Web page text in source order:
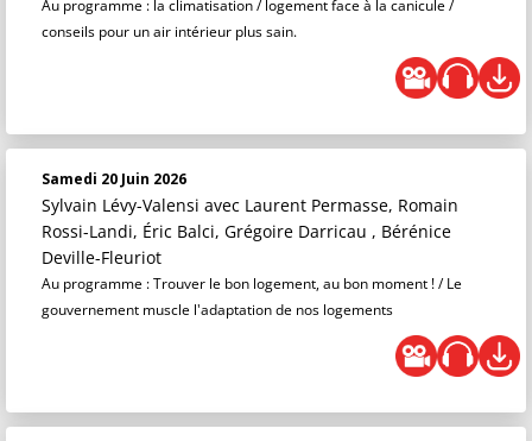
Au programme : la climatisation / logement face à la canicule /
conseils pour un air intérieur plus sain.
Samedi 20 Juin 2026
Sylvain Lévy-Valensi avec Laurent Permasse, Romain
Rossi-Landi, Éric Balci, Grégoire Darricau , Bérénice
Deville-Fleuriot
Au programme : Trouver le bon logement, au bon moment ! / Le
gouvernement muscle l'adaptation de nos logements